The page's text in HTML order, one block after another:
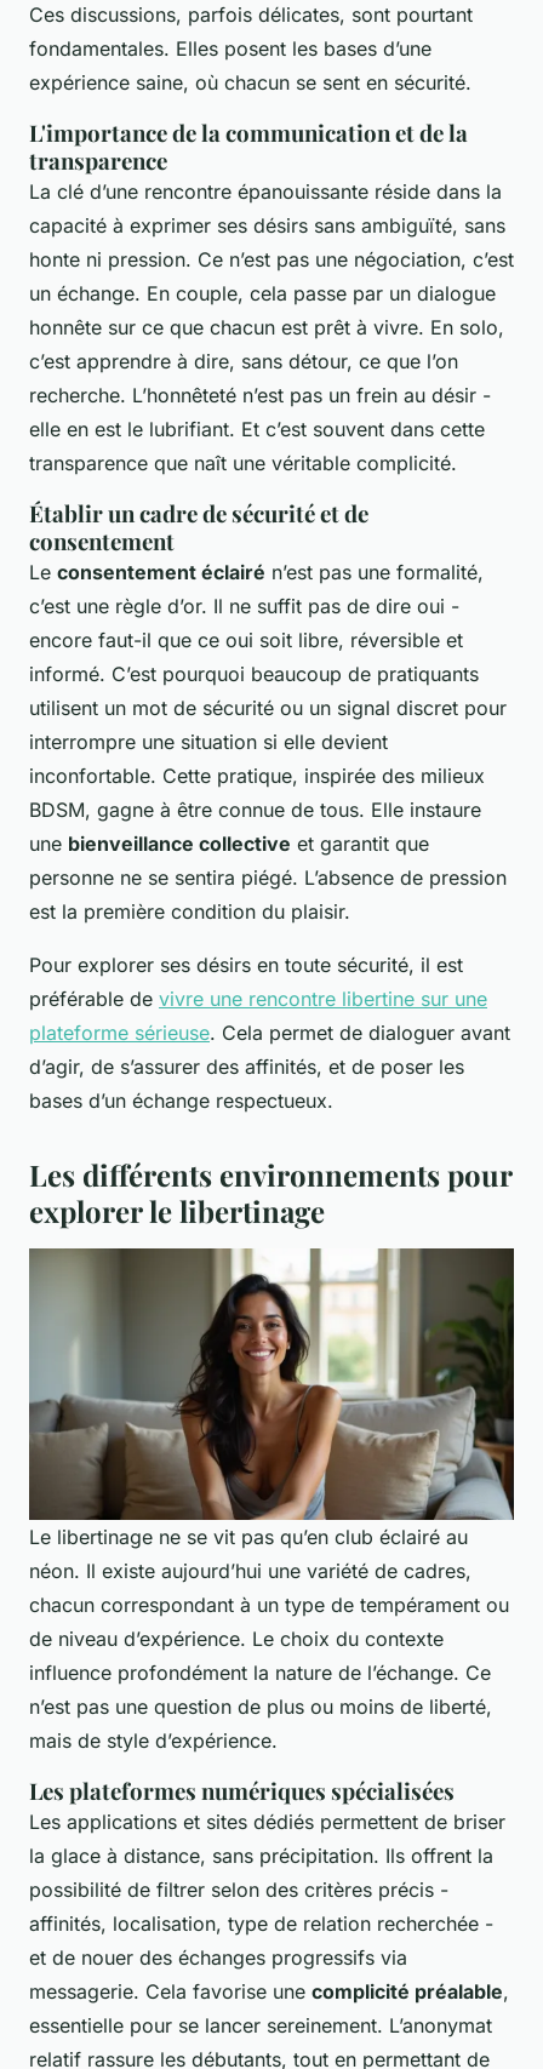
Ces discussions, parfois délicates, sont pourtant
fondamentales. Elles posent les bases d’une
expérience saine, où chacun se sent en sécurité.
L'importance de la communication et de la
transparence
La clé d’une rencontre épanouissante réside dans la
capacité à exprimer ses désirs sans ambiguïté, sans
honte ni pression. Ce n’est pas une négociation, c’est
un échange. En couple, cela passe par un dialogue
honnête sur ce que chacun est prêt à vivre. En solo,
c’est apprendre à dire, sans détour, ce que l’on
recherche. L’honnêteté n’est pas un frein au désir -
elle en est le lubrifiant. Et c’est souvent dans cette
transparence que naît une véritable complicité.
Établir un cadre de sécurité et de
consentement
Le consentement éclairé n’est pas une formalité,
c’est une règle d’or. Il ne suffit pas de dire oui -
encore faut-il que ce oui soit libre, réversible et
informé. C’est pourquoi beaucoup de pratiquants
utilisent un mot de sécurité ou un signal discret pour
interrompre une situation si elle devient
inconfortable. Cette pratique, inspirée des milieux
BDSM, gagne à être connue de tous. Elle instaure
une bienveillance collective et garantit que
personne ne se sentira piégé. L’absence de pression
est la première condition du plaisir.
Pour explorer ses désirs en toute sécurité, il est
préférable de vivre une rencontre libertine sur une
plateforme sérieuse. Cela permet de dialoguer avant
d’agir, de s’assurer des affinités, et de poser les
bases d’un échange respectueux.
Les différents environnements pour
explorer le libertinage
Le libertinage ne se vit pas qu’en club éclairé au
néon. Il existe aujourd’hui une variété de cadres,
chacun correspondant à un type de tempérament ou
de niveau d’expérience. Le choix du contexte
influence profondément la nature de l’échange. Ce
n’est pas une question de plus ou moins de liberté,
mais de style d’expérience.
Les plateformes numériques spécialisées
Les applications et sites dédiés permettent de briser
la glace à distance, sans précipitation. Ils offrent la
possibilité de filtrer selon des critères précis -
affinités, localisation, type de relation recherchée -
et de nouer des échanges progressifs via
messagerie. Cela favorise une complicité préalable,
essentielle pour se lancer sereinement. L’anonymat
relatif rassure les débutants, tout en permettant de